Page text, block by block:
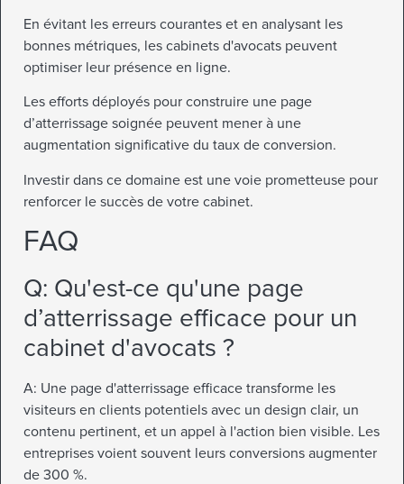
En évitant les erreurs courantes et en analysant les
bonnes métriques, les cabinets d'avocats peuvent
optimiser leur présence en ligne.
Les efforts déployés pour construire une page
d’atterrissage soignée peuvent mener à une
augmentation significative du taux de conversion.
Investir dans ce domaine est une voie prometteuse pour
renforcer le succès de votre cabinet.
FAQ
Q: Qu'est-ce qu'une page
d’atterrissage efficace pour un
cabinet d'avocats ?
A: Une page d'atterrissage efficace transforme les
visiteurs en clients potentiels avec un design clair, un
contenu pertinent, et un appel à l'action bien visible. Les
entreprises voient souvent leurs conversions augmenter
de 300 %.